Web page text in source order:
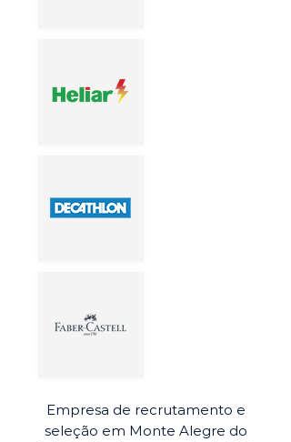
Empresa de recrutamento e
seleção em Monte Alegre do